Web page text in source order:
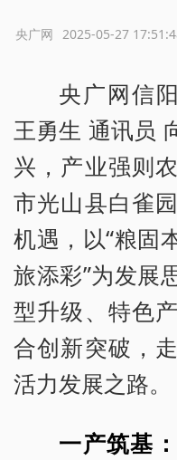
2025-05-27
央广网
央广网信
王勇生 通讯员
兴，产业强则
市光山县白雀
机遇，以“粮固
旅添彩”为发展
型升级、特色
合创新突破，
活力发展之路。
一产筑基